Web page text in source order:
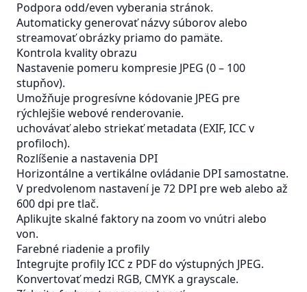
Podpora odd/even vyberania stránok.
Automaticky generovať názvy súborov alebo
streamovať obrázky priamo do pamäte.
Kontrola kvality obrazu
Nastavenie pomeru kompresie JPEG (0 – 100
stupňov).
Umožňuje progresívne kódovanie JPEG pre
rýchlejšie webové renderovanie.
uchovávať alebo striekať metadata (EXIF, ICCv
profiloch).
Rozlíšenie a nastavenia DPI
Horizontálne a vertikálne ovládanie DPI samostatne.
V predvolenom nastavení je 72 DPI pre web alebo až
600 dpi pre tlač.
Aplikujte skalné faktory na zoom vo vnútri alebo
von.
Farebné riadenie a profily
Integrujte profily ICC z PDF do výstupných JPEG.
Konvertovať medzi RGB, CMYK a grayscale.